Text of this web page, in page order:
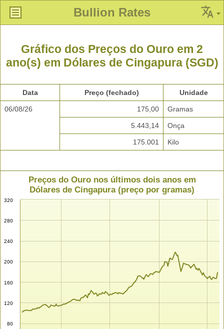
Bullion Rates
Gráfico dos Preços do Ouro em 2
ano(s) em Dólares de Cingapura (SGD)
Data Preço (fechado) Unidade
06/08/26 175,00 Gramas
5.443,14 Onça
175.001 Kilo
Preços do Ouro nos últimos dois anos em
Dólares de Cingapura (preço por gramas)
80
120
160
200
240
280
320